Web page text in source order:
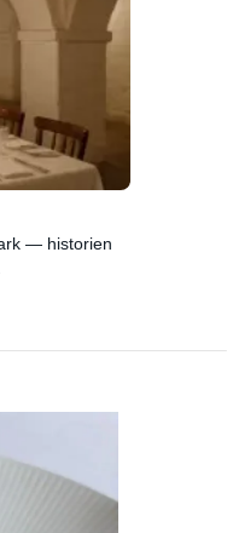
— historien